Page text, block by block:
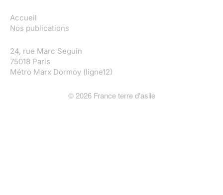
Accueil
Nos publications
24, rue Marc Seguin
75018 Paris
Métro Marx Dormoy (ligne12)
© 2026France terre d'asile